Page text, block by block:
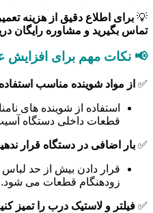
💡 برای اطلاع دقیق از هزینه
تماس بگیرید و مشاوره رایگان
📢 نکات مهم برای
✅ از مواد شوینده مناسب
استفاده از شوینده های
قطعات داخلی دستگاه
✅ بار اضافی در دستگاه قرار
قرار دادن بیش از حد
زودهنگام قطعات می شود.
✅ فیلتر و لاستیک درب را تمیز